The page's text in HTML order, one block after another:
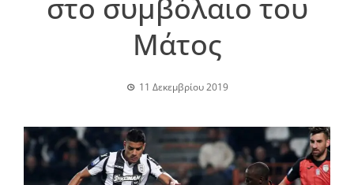
στο συμβόλαιο του
Μάτος
11 Δεκεμβρίου 2019